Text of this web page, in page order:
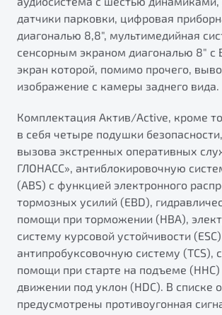
датчики парковки, цифровая
диагональю 8,8", мультимедийная
сенсорным экраном диагональю 8" с
экран которой, помимо прочего,
изображение с камеры заднего вида.
Комплектация Актив/Active, кроме
в себя четыре подушки
вызова экстренных оперативных
ГЛОНАСС», антиблокировочную
(ABS) с функцией электронного
тормозных усилий (EBD),
помощи при торможении (HBA),
систему курсовой устойчивости
антипробуксовочную систему (TCS),
помощи при старте на подъеме (HHC)
движении под уклон (HDC). В списке
предусмотрены противоугонная